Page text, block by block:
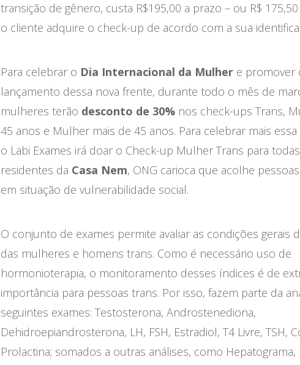
transição de gênero, custa R$195,00 a prazo – ou R$ 175,50
o cliente adquire o check-up de acordo com a sua
Para celebrar o Dia Internacional da Mulher e promover
lançamento dessa nova frente, durante todo o mês de
mulheres terão desconto de 30% nos check-ups Trans,
45 anos e Mulher mais de 45 anos. Para celebrar mais
o Labi Exames irá doar o Check-up Mulher Trans para
residentes da Casa Nem, ONG carioca que acolhe
em situação de vulnerabilidade social.
O conjunto de exames permite avaliar as condições gerais
das mulheres e homens trans. Como é necessário uso de
hormonioterapia, o monitoramento desses índices é de
importância para pessoas trans. Por isso, fazem parte da
seguintes exames: Testosterona, Androstenediona,
Dehidroepiandrosterona, LH, FSH, Estradiol, T4 Livre, TSH,
Prolactina; somados a outras análises, como Hepatograma,